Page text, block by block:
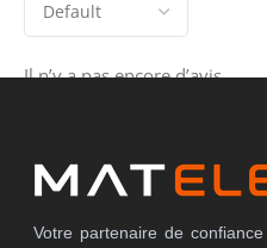
Il n’y a pas encore d’avis.
Votre partenaire de